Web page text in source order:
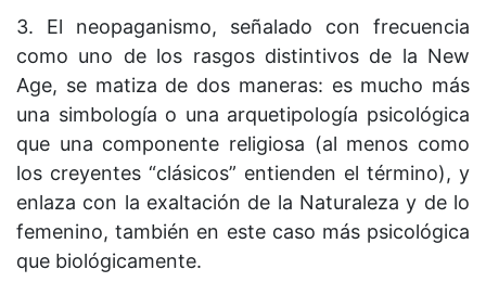
3. El neopaganismo, señalado con frecuencia
como uno de los rasgos distintivos de la New
Age, se matiza de dos maneras: es mucho más
una simbología o una arquetipología psicológica
que una componente religiosa (al menos como
los creyentes “clásicos” entienden el término), y
enlaza con la exaltación de la Naturaleza y de lo
femenino, también en este caso más psicológica
que biológicamente.